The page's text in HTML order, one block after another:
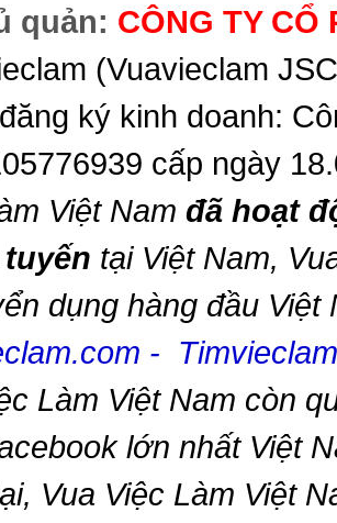
quản: CÔNG TY CỔ
(Vuavieclam
ký kinh doanh:
cấp ngày
Việt Nam đã hoạt
tại Việt Nam,
dụng hàng đầu Việt
-
Làm Việt Nam còn
lớn nhất Việt
Vua Việc Làm Việt